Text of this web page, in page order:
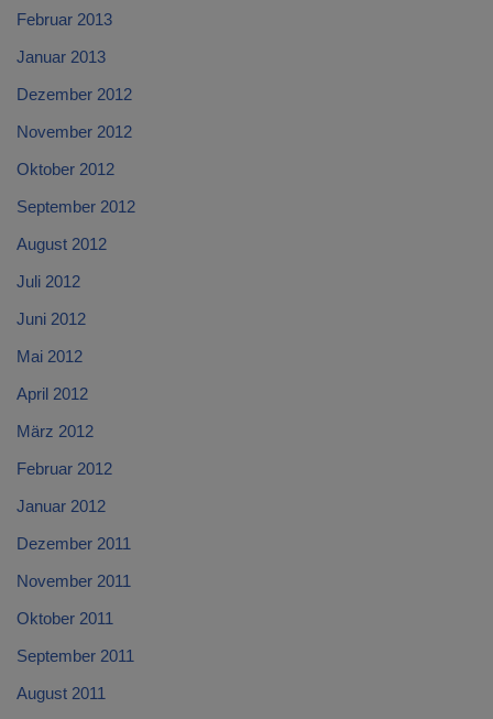
Februar 2013
Januar 2013
Dezember 2012
November 2012
Oktober 2012
September 2012
August 2012
Juli 2012
Juni 2012
Mai 2012
April 2012
März 2012
Februar 2012
Januar 2012
Dezember 2011
November 2011
Oktober 2011
September 2011
August 2011